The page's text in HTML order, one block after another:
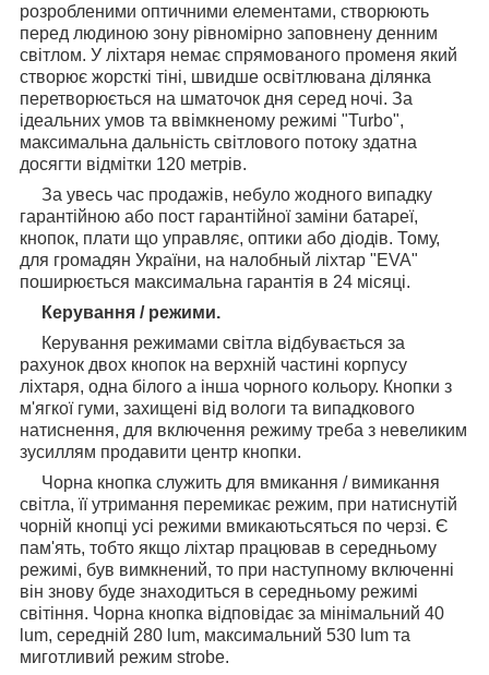
розробленими оптичними елементами, створюють
перед людиною зону рівномірно заповнену денним
світлом. У ліхтаря немає спрямованого променя який
створює жорсткі тіні, швидше освітлювана ділянка
перетворюється на шматочок дня серед ночі. За
ідеальних умов та ввімкненому режимі "Turbo",
максимальна дальність світлового потоку здатна
досягти відмітки 120 метрів.
За увесь час продажів, небуло жодного випадку
гарантійною або пост гарантійної заміни батареї,
кнопок, плати що управляє, оптики або діодів. Тому,
для громадян України, на налобный ліхтар "EVA"
поширюється максимальна гарантія в 24 місяці.
Керування / режими.
Керування режимами світла відбувається за
рахунок двох кнопок на верхній частині корпусу
ліхтаря, одна білого а інша чорного кольору. Кнопки з
м'ягкої гуми, захищені від вологи та випадкового
натиснення, для включення режиму треба з невеликим
зусиллям продавити центр кнопки.
Чорна кнопка служить для вмикання / вимикання
світла, її утримання перемикає режим, при натиснутій
чорній кнопці усі режими вмикаютьсяться по черзі. Є
пам'ять, тобто якщо ліхтар працював в середньому
режимі, був вимкнений, то при наступному включенні
він знову буде знаходиться в середньому режимі
світіння. Чорна кнопка відповідає за мінімальний 40
lum, середній 280 lum, максимальний 530 lum та
миготливий режим strobe.